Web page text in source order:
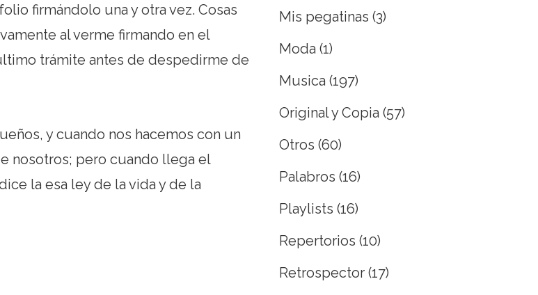
firmándolo una y otra vez. Cosas
al verme firmando en el
trámite antes de despedirme de
y cuando nos hacemos con un
nosotros; pero cuando llega el
la esa ley de la vida y de la
Mis pegatinas (3)
Moda (1)
Musica (197)
Original y Copia (57)
Otros (60)
Palabros (16)
Playlists (16)
Repertorios (10)
Retrospector (17)